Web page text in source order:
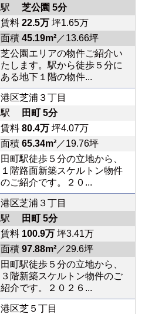
駅 芝公園 5分
賃料 22.5万坪1.65万
面積 45.19m²／13.66坪
芝公園エリアの物件ご紹介い
たします。駅から徒歩５分に
ある地下１階の物件...
港区芝浦３丁目
駅
田町 5分
賃料 80.4万坪4.07万
面積 65.34m²／19.76坪
田町駅徒歩５分の立地から、
１階路面新築スケルトン物件
のご紹介です。２０...
港区芝浦３丁目
駅
田町 5分
賃料 100.9万坪3.41万
面積 97.88m²／29.6坪
田町駅徒歩５分の立地から、
３階新築スケルトン物件のご
紹介です。２０２６...
港区芝５丁目